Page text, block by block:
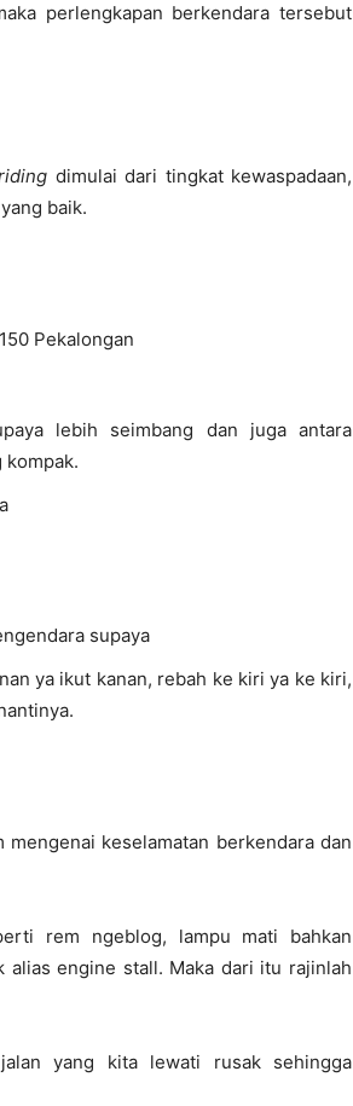
perlengkapan berkendara tersebut
dimulai dari tingkat kewaspadaan,
baik.
lebih seimbang dan juga antara
kompak.
supaya
ya ikut kanan, rebah ke kiri ya ke kiri,
keselamatan berkendara dan
rem ngeblog, lampu mati bahkan
alias engine stall. Maka dari itu rajinlah
yang kita lewati rusak sehingga